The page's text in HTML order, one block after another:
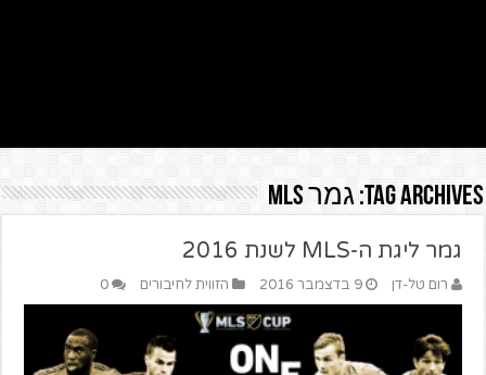
Tag Archives: גמר MLS
גמר ליגת ה-MLS לשנת 2016
רום טל-דן 9 בדצמבר 2016 הזווית לחיבורים 0